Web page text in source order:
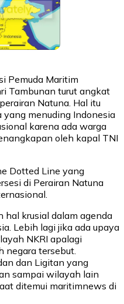
Pemuda Maritim
Tambunan turut angkat
Natuna. Hal itu
menuding Indonesia
karena ada warga
oleh kapal TNI
Dotted Line yang
di Perairan Natuna
hal krusial dalam agenda
Lebih lagi jika ada upaya
NKRI apalagi
negara tersebut.
dan Ligitan yang
sampai wilayah lain
ditemui maritimnews di